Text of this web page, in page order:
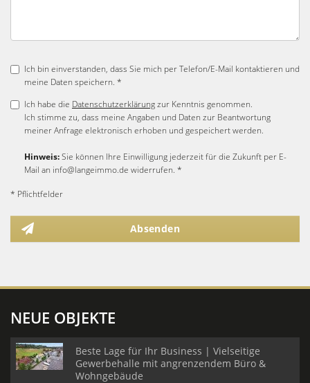
Ich bin einverstanden, dass Sie mich per Telefon/E-Mail kontaktieren und
meine Daten speichern. *
Ich habe die Datenschutzerklärungzur Kenntnis genommen.
Ich stimme zu, dass meine Angaben und Daten zur Beantwortung
meiner Anfrage elektronisch erhoben und gespeichert werden.
Hinweis:Sie können Ihre Einwilligung jederzeit für die Zukunft per E-
Mail an info@langeimmo.de widerrufen. *
* Pflichtfelder
Absenden
NEUE OBJEKTE
Beste Lage für Ihr Business | Vielseitige
Gewerbehalle mit angrenzendem Büro &
Wohngebäude